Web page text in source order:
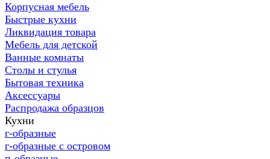
Корпусная мебель
Быстрые кухни
Ликвидация товара
Мебель для детской
Ванные комнаты
Столы и стулья
Бытовая техника
Аксессуары
Распродажа образцов
Кухни
г-образные
г-образные с островом